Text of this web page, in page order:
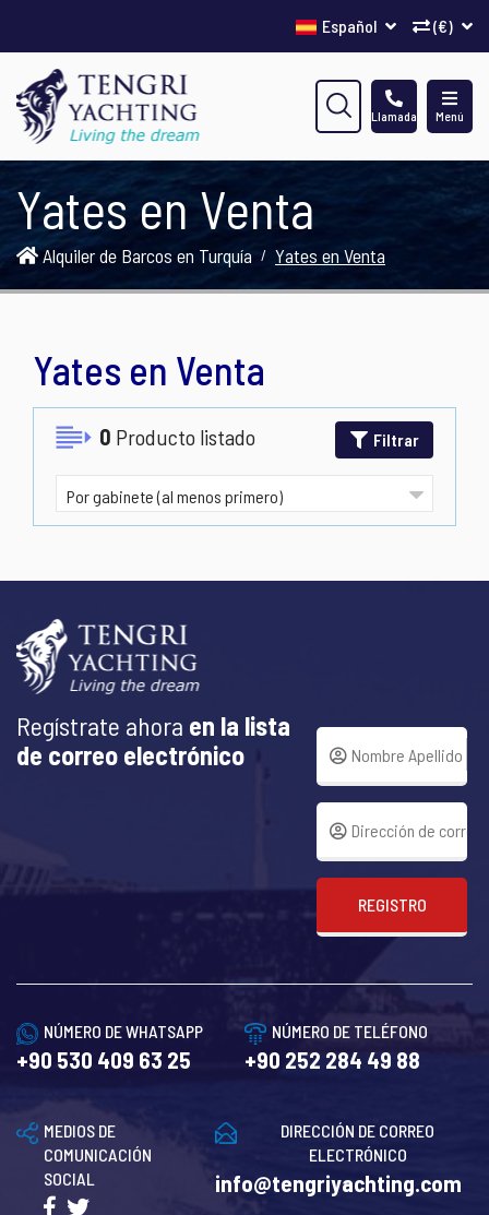
(€)
Español
Menú
Llamada
Yates en Venta
Alquiler de Barcos en Turquía Yates en Venta
Yates en Venta
0 Producto listado Filtrar
Regístrate ahora en la lista
de correo electrónico
REGISTRO
NÚMERO DE WHATSAPP
+90 530 409 63 25
NÚMERO DE TELÉFONO
+90 252 284 49 88
DIRECCIÓN DE CORREO
ELECTRÓNICO
info@tengriyachting.com
MEDIOS DE
COMUNICACIÓN
SOCIAL